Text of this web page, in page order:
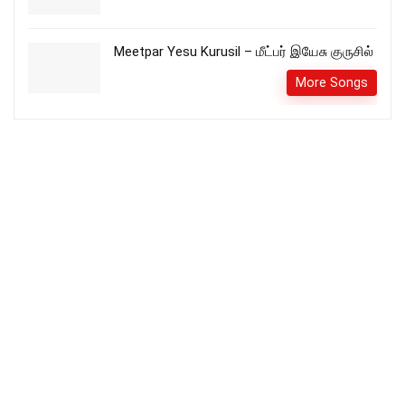
Meetpar Yesu Kurusil – மீட்பர் இயேசு குருசில்
More Songs